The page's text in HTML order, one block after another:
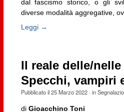
dal fascismo storico, o gli
diverse modalità aggregative,
Leggi →
Il reale delle/
Specchi, vampiri
Pubblicato il25 Marzo 2022· in
diGioacchino Toni